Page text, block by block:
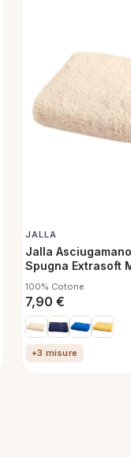
JALLA
Jalla
Spugna Extrasoft
100% Cotone
7,90 €
+3 misure